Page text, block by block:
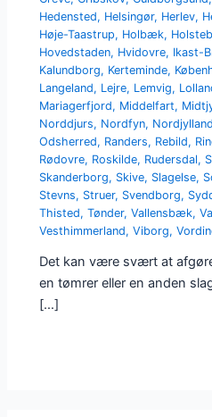
Hedensted, Helsingør, Herlev,
Høje-Taastrup, Holbæk,
Hovedstaden, Hvidovre, Ikast-
Kalundborg, Kerteminde,
Langeland, Lejre, Lemvig,
Mariagerfjord, Middelfart,
Norddjurs, Nordfyn, Nordjylland
Odsherred, Randers, Rebild,
Rødovre, Roskilde, Rudersdal,
Skanderborg, Skive, Slagelse,
Stevns, Struer, Svendborg,
Thisted,Tønder,Vallensbæk,
Vesthimmerland,Viborg,
Det kan være svært at
en tømrer eller en anden
[…]